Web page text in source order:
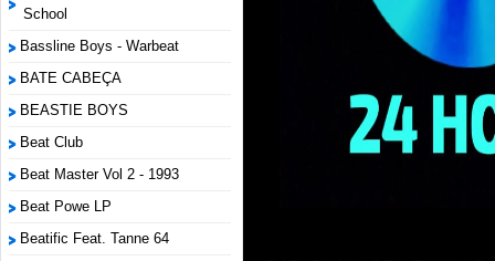
School
Bassline Boys - Warbeat
BATE CABEÇA
BEASTIE BOYS
Beat Club
Beat Master Vol 2 - 1993
Beat Powe LP
Beatific Feat. Tanne 64